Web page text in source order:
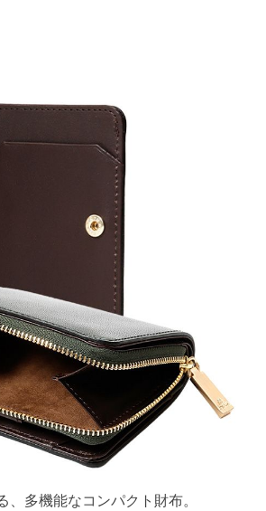
多機能なコンパクト財布。